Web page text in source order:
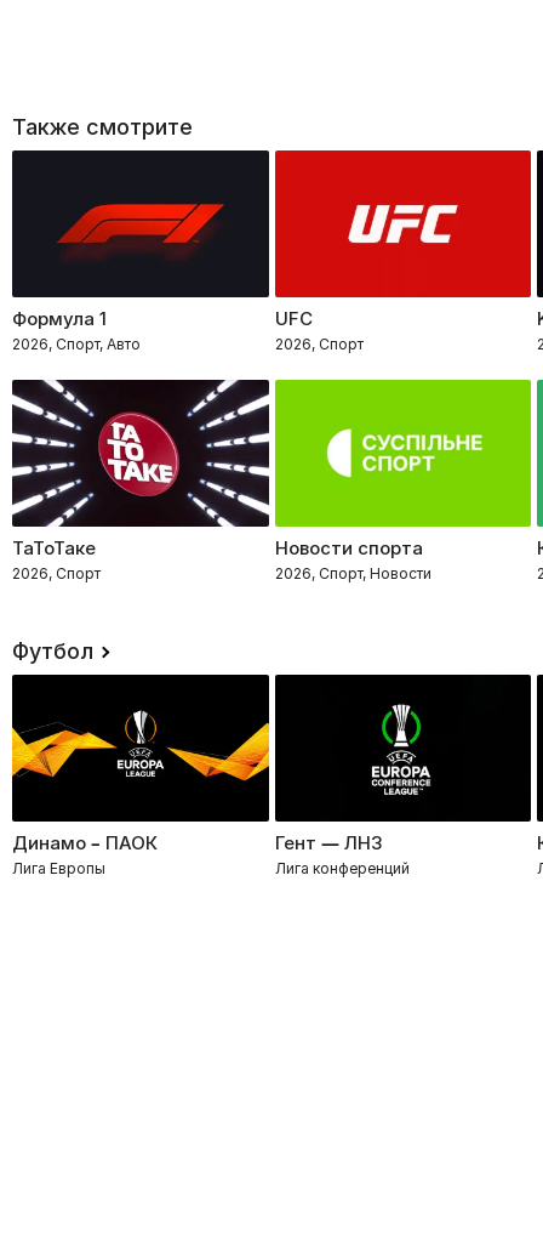
Также смотрите
Формула 1
2026, Спорт, Авто
UFC
2026, Спорт
ТаТоТаке
2026, Спорт
Новости спорта
2026, Спорт, Новости
Футбол
Динамо – ПАОК
Лига Европы
Гент — ЛНЗ
Лига конференций